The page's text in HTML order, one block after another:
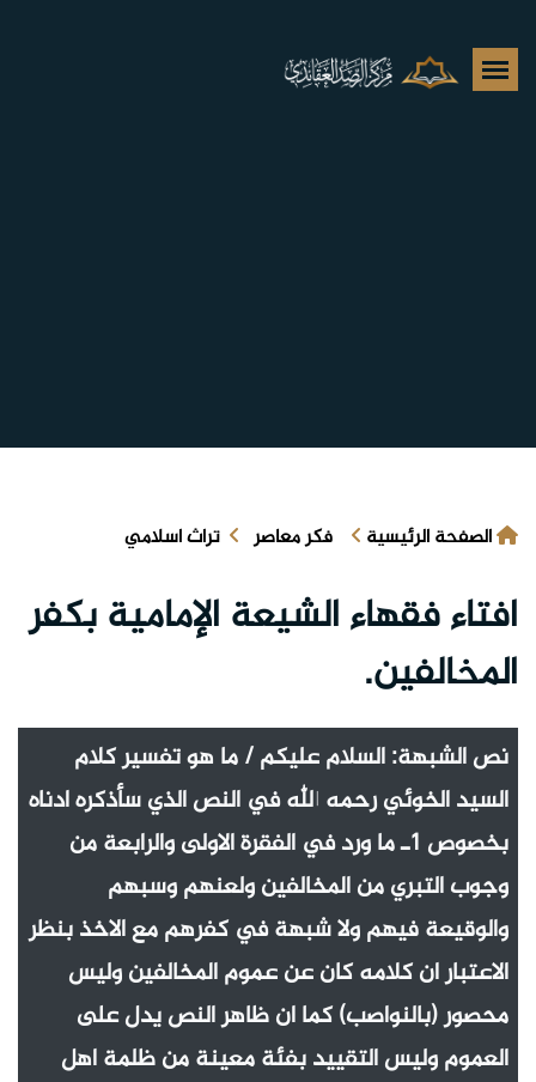
الصفحة الرئيسية فكر معاصر تراث اسلامي
افتاء فقهاء الشيعة الإمامية بكفر
المخالفين.
نص الشبهة: السلام عليكم / ما هو تفسير كلام
السيد الخوئي رحمه الله في النص الذي سأذكره ادناه
بخصوص 1ـ ما ورد في الفقرة الاولى والرابعة من
وجوب التبري من المخالفين ولعنهم وسبهم
والوقيعة فيهم ولا شبهة في كفرهم مع الاخذ بنظر
الاعتبار ان كلامه كان عن عموم المخالفين وليس
محصور (بالنواصب) كما ان ظاهر النص يدل على
العموم وليس التقييد بفئة معينة من ظلمة اهل